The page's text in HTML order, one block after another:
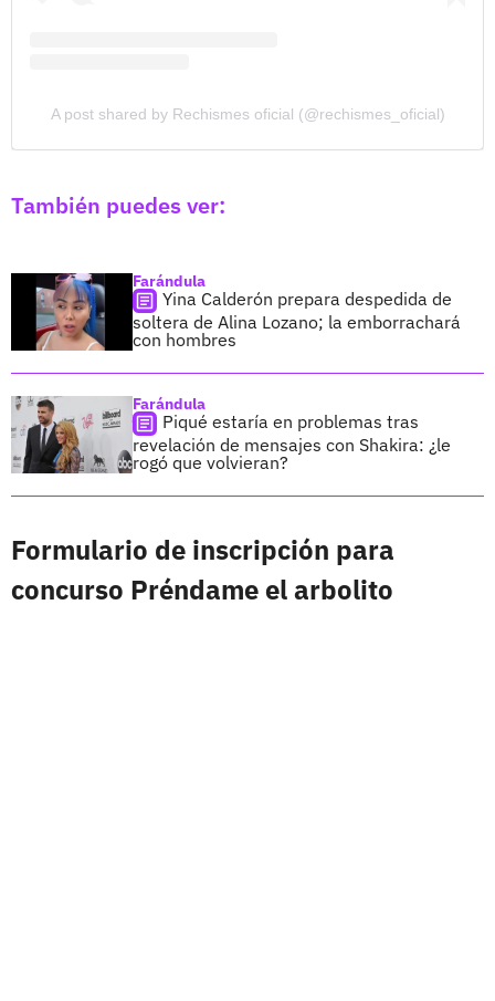
A post shared by Rechismes oficial (@rechismes_oficial)
También puedes ver:
Farándula
Yina Calderón prepara despedida de
soltera de Alina Lozano; la emborrachará
con hombres
Farándula
Piqué estaría en problemas tras
revelación de mensajes con Shakira: ¿le
rogó que volvieran?
Formulario de inscripción para
concurso Préndame el arbolito